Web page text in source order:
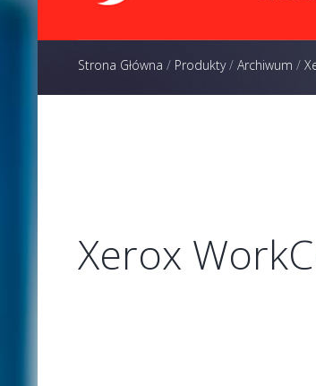
Strona Główna / Produkty/ Archiwum /
Xerox